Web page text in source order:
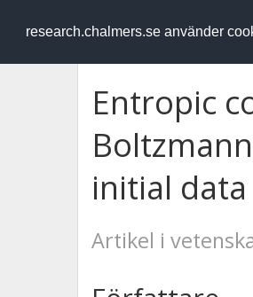
research.chalmers.se använder
RESEARCH
Entropic
initial data
Artikel i